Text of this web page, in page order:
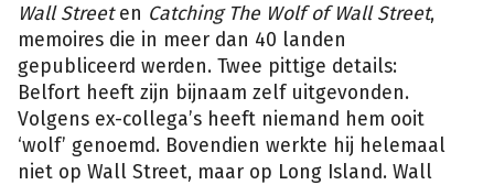
Wall Streeten Catching The Wolf of Wall Street,
memoires die in meer dan 40 landen
gepubliceerd werden. Twee pittige details:
Belfort heeft zijn bijnaam zelf uitgevonden.
Volgens ex-collega’s heeft niemand hem ooit
‘wolf’ genoemd. Bovendien werkte hij helemaal
niet op Wall Street, maar op Long Island. Wall